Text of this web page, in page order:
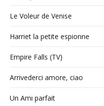
Le Voleur de Venise
Harriet la petite espionne
Empire Falls (TV)
Arrivederci amore, ciao
Un Ami parfait